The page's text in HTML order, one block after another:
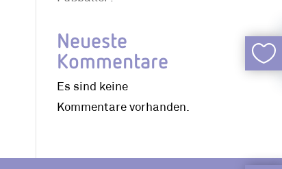
Neueste
Kommentare
Es sind keine
Kommentare vorhanden.
